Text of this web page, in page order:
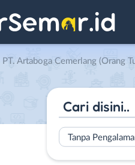
PT. Artaboga Cemerlang (Orang
Tanpa